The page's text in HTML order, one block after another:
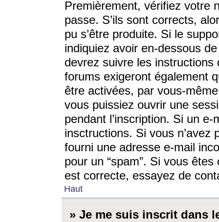
Premièrement, vérifiez votre
passe. S’ils sont corrects,
pu s’être produite. Si le
indiquiez avoir en-dessous
devrez suivre les
forums exigeront également
être activées, par vous-
vous puissiez ouvrir une
pendant l’inscription. Si un
insctructions. Si vous n’avez
fourni une adresse e-mail
pour un “spam”. Si vous
est correcte, essayez de
Haut
» Je me suis inscrit dans